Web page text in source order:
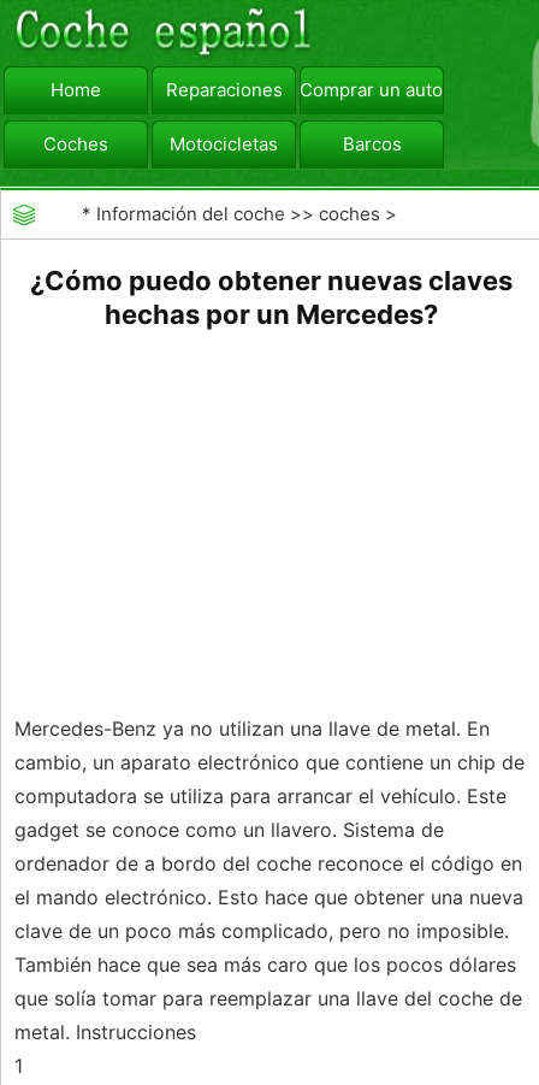
Home Reparaciones Comprar un automóvil
Coches Motocicletas Barcos
viajar Camiones
* Información del coche >>coches >
coches General
¿Cómo puedo obtener nuevas claves
hechas por un Mercedes?
Mercedes-Benz ya no utilizan una llave de metal. En
cambio, un aparato electrónico que contiene un chip de
computadora se utiliza para arrancar el vehículo. Este
gadget se conoce como un llavero. Sistema de
ordenador de a bordo del coche reconoce el código en
el mando electrónico. Esto hace que obtener una nueva
clave de un poco más complicado, pero no imposible.
También hace que sea más caro que los pocos dólares
que solía tomar para reemplazar una llave del coche de
metal. Instrucciones
1